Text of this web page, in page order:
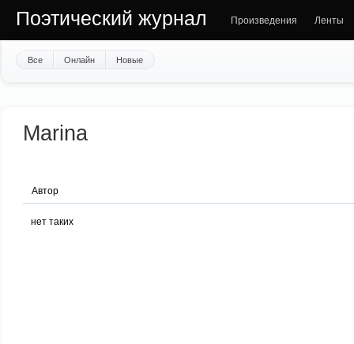
Поэтический журнал Произведения Ленты
Все Онлайн Новые
Marina
Автор
нет таких